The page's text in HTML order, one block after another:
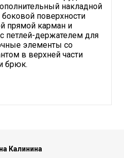
накладной
поверхности
прямой карман и
петлей-держателем для
элементы со
в верхней части
брюк.
Калинина